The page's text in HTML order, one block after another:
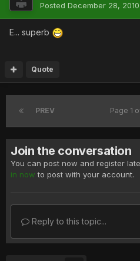
Posted December 28, 2010
E... superb
Quote
PREV Page 1
Join the conversation
You can post now and register
in now to post with your account.
Reply to this topic...